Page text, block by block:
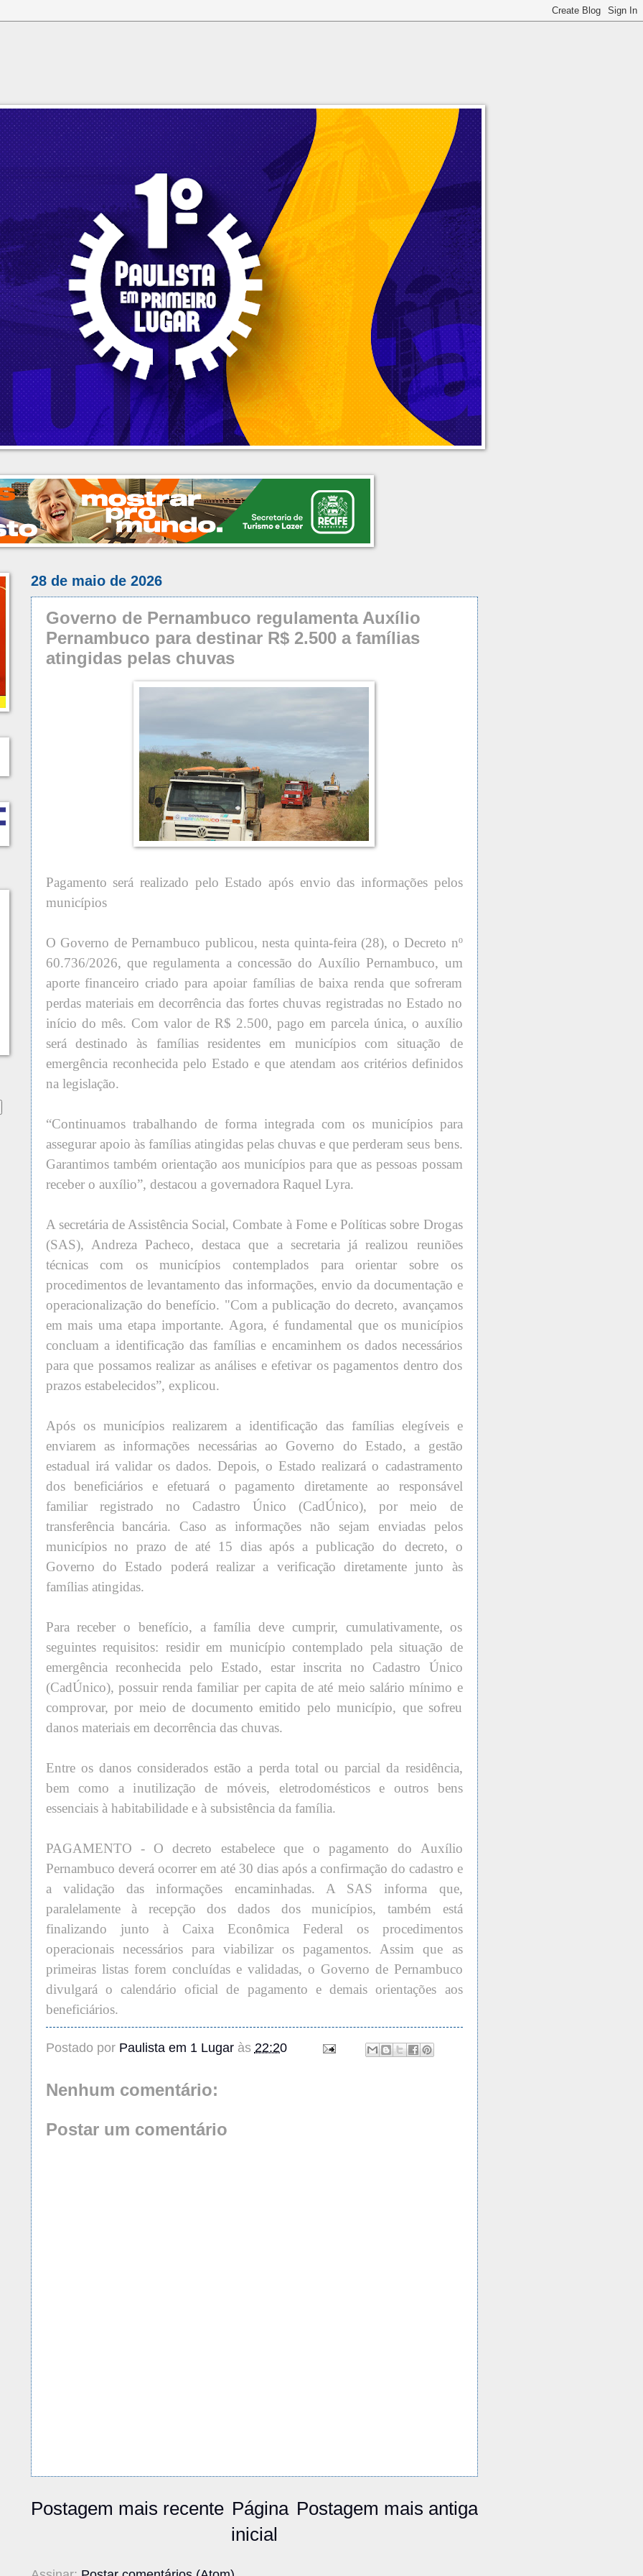
28 de maio de 2026
Governo de Pernambuco regulamenta Auxílio
Pernambuco para destinar R$ 2.500 a famílias
atingidas pelas chuvas
Pagamento será realizado pelo Estado após envio das informações pelos
municípios
O Governo de Pernambuco publicou, nesta quinta-feira (28), o Decreto nº
60.736/2026, que regulamenta a concessão do Auxílio Pernambuco, um
aporte financeiro criado para apoiar famílias de baixa renda que sofreram
perdas materiais em decorrência das fortes chuvas registradas no Estado no
início do mês. Com valor de R$ 2.500, pago em parcela única, o auxílio
será destinado às famílias residentes em municípios com situação de
emergência reconhecida pelo Estado e que atendam aos critérios definidos
na legislação.
“Continuamos trabalhando de forma integrada com os municípios para
assegurar apoio às famílias atingidas pelas chuvas e que perderam seus bens.
Garantimos também orientação aos municípios para que as pessoas possam
receber o auxílio”, destacou a governadora Raquel Lyra.
A secretária de Assistência Social, Combate à Fome e Políticas sobre Drogas
(SAS), Andreza Pacheco, destaca que a secretaria já realizou reuniões
técnicas com os municípios contemplados para orientar sobre os
procedimentos de levantamento das informações, envio da documentação e
operacionalização do benefício. "Com a publicação do decreto, avançamos
em mais uma etapa importante. Agora, é fundamental que os municípios
concluam a identificação das famílias e encaminhem os dados necessários
para que possamos realizar as análises e efetivar os pagamentos dentro dos
prazos estabelecidos”, explicou.
Após os municípios realizarem a identificação das famílias elegíveis e
enviarem as informações necessárias ao Governo do Estado, a gestão
estadual irá validar os dados. Depois, o Estado realizará o cadastramento
dos beneficiários e efetuará o pagamento diretamente ao responsável
familiar registrado no Cadastro Único (CadÚnico), por meio de
transferência bancária. Caso as informações não sejam enviadas pelos
municípios no prazo de até 15 dias após a publicação do decreto, o
Governo do Estado poderá realizar a verificação diretamente junto às
famílias atingidas.
Para receber o benefício, a família deve cumprir, cumulativamente, os
seguintes requisitos: residir em município contemplado pela situação de
emergência reconhecida pelo Estado, estar inscrita no Cadastro Único
(CadÚnico), possuir renda familiar per capita de até meio salário mínimo e
comprovar, por meio de documento emitido pelo município, que sofreu
danos materiais em decorrência das chuvas.
Entre os danos considerados estão a perda total ou parcial da residência,
bem como a inutilização de móveis, eletrodomésticos e outros bens
essenciais à habitabilidade e à subsistência da família.
PAGAMENTO - O decreto estabelece que o pagamento do Auxílio
Pernambuco deverá ocorrer em até 30 dias após a confirmação do cadastro e
a validação das informações encaminhadas. A SAS informa que,
paralelamente à recepção dos dados dos municípios, também está
finalizando junto à Caixa Econômica Federal os procedimentos
operacionais necessários para viabilizar os pagamentos. Assim que as
primeiras listas forem concluídas e validadas, o Governo de Pernambuco
divulgará o calendário oficial de pagamento e demais orientações aos
beneficiários.
Postado por Paulista em 1 Lugar às 22:20
Nenhum comentário:
Postar um comentário
Postagem mais recente Postagem mais antiga
Página
inicial